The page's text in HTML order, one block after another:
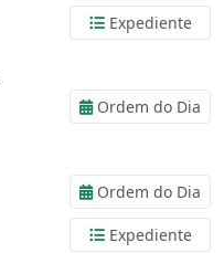
Expediente
Ordem do Dia
Ordem do Dia
Expediente